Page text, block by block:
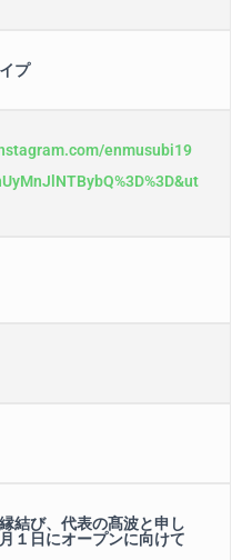
プ
enmusubi19
結び、代表の髙波と申し
１日にオープンに向けて